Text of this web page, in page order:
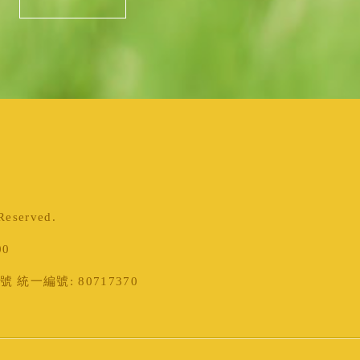
統一編號: 80717370